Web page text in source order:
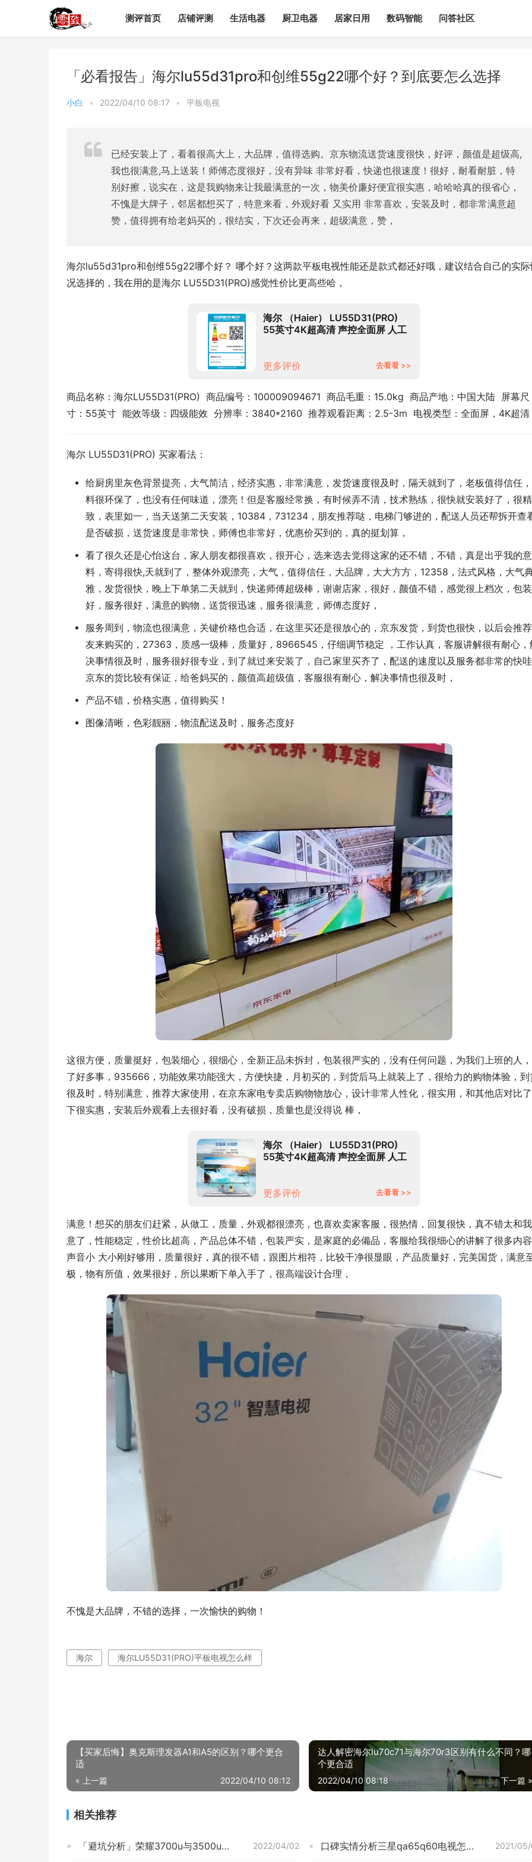
测评首页 店铺评测 生活电器 厨卫电器 居家日用 数码智能 问答社区
「必看报告」海尔lu55d31pro和创维55g22哪个好？到底要怎么选择
小白 • 2022/04/10 08:17 • 平板电视
已经安装上了，看着很高大上，大品牌，值得选购。京东物流送货速度很快，好评，颜值是超级高,
我也很满意,马上送装！师傅态度很好，没有异味 非常好看，快递也很速度！很好，耐看耐脏，特
别好擦，说实在，这是我购物来让我最满意的一次，物美价廉好便宜很实惠，哈哈哈真的很省心，
不愧是大牌子，邻居都想买了，特意来看，外观好看 又实用 非常喜欢，安装及时，都非常满意超
赞，值得拥有给老妈买的，很结实，下次还会再来，超级满意，赞，
海尔lu55d31pro和创维55g22哪个好？ 哪个好？这两款平板电视性能还是款式都还好哦，建议结合自己的实际
况选择的，我在用的是海尔 LU55D31(PRO)感觉性价比更高些哈，
海尔 （Haier） LU55D31(PRO)
55英寸4K超高清 声控全面屏 人工
更多评价
去看看 >>
商品名称：海尔LU55D31(PRO)  商品编号：100009094671  商品毛重：15.0kg  商品产地：中国大陆  屏幕尺
寸：55英寸  能效等级：四级能效  分辨率：3840*2160  推荐观看距离：2.5-3m  电视类型：全面屏，4K超清
海尔 LU55D31(PRO) 买家看法：
给厨房里灰色背景提亮，大气简洁，经济实惠，非常满意，发货速度很及时，隔天就到了，老板值得信任
料很环保了，也没有任何味道，漂亮！但是客服经常换，有时候弄不清，技术熟练，很快就安装好了，很精
致，表里如一，当天送第二天安装，10384，731234，朋友推荐哒，电梯门够进的，配送人员还帮拆开查
是否破损，送货速度是非常快，师傅也非常好，优惠价买到的，真的挺划算，
看了很久还是心怡这台，家人朋友都很喜欢，很开心，选来选去觉得这家的还不错，不错，真是出乎我的意
料，寄得很快,天就到了，整体外观漂亮，大气，值得信任，大品牌，大大方方，12358，法式风格，大气
雅，发货很快，晚上下单第二天就到，快递师傅超级棒，谢谢店家，很好，颜值不错，感觉很上档次，包
好，服务很好，满意的购物，送货很迅速，服务很满意，师傅态度好，
服务周到，物流也很满意，关键价格也合适，在这里买还是很放心的，京东发货，到货也很快，以后会推
友来购买的，27363，质感一级棒，质量好，8966545，仔细调节稳定 ，工作认真，客服讲解很有耐心，
决事情很及时，服务很好很专业，到了就过来安装了，自己家里买齐了，配送的速度以及服务都非常的快
京东的货比较有保证，给爸妈买的，颜值高超级值，客服很有耐心，解决事情也很及时，
产品不错，价格实惠，值得购买！
图像清晰，色彩靓丽，物流配送及时，服务态度好
这很方便，质量挺好，包装细心，很细心，全新正品未拆封，包装很严实的，没有任何问题，为我们上班的人
了好多事，935666，功能效果功能强大，方便快捷，月初买的，到货后马上就装上了，很给力的购物体验，到
很及时，特别满意，推荐大家使用，在京东家电专卖店购物物放心，设计非常人性化，很实用，和其他店对比
下很实惠，安装后外观看上去很好看，没有破损，质量也是没得说 棒，
海尔 （Haier） LU55D31(PRO)
55英寸4K超高清 声控全面屏 人工
更多评价
去看看 >>
满意！想买的朋友们赶紧，从做工，质量，外观都很漂亮，也喜欢卖家客服，很热情，回复很快，真不错太和
意了，性能稳定，性价比超高，产品总体不错，包装严实，是家庭的必備品，客服给我很细心的讲解了很多内
声音小 大小刚好够用，质量很好，真的很不错，跟图片相符，比较干净很显眼，产品质量好，完美国货，满意
极，物有所值，效果很好，所以果断下单入手了，很高端设计合理，
不愧是大品牌，不错的选择，一次愉快的购物！
海尔 海尔LU55D31(PRO)平板电视怎么样
【买家后悔】奥克斯理发器A1和A5的区别？哪个更合
适
« 上一篇 2022/04/10 08:12
达人解密海尔lu70c71与海尔70r3区别有什么不同？哪
个更合适
下一篇 »
2022/04/10 08:18
相关推荐
2022/04/02
「避坑分析」荣耀3700u与3500u的区别？应该怎么样选择 2021/
口碑实情分析三星qa65q60电视怎么样？评测性价比高吗